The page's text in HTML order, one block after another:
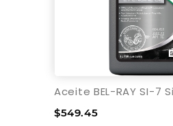
Aceite BEL-RAY SI-7
$549.45